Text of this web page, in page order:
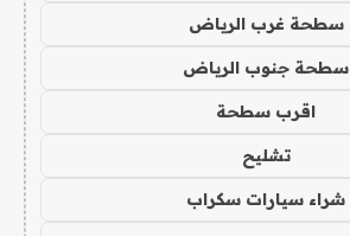
سطحة غرب الرياض
سطحة جنوب الرياض
اقرب سطحة
تشليح
شراء سيارات سكراب